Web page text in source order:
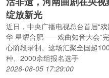
绽放新光
近日，中央广播电视总台首届“
华 星耀合肥——戏曲知音大会”
心阶段录制。这场汇聚全国超
种、2000余组报名选手
2026-08-05 17:29:00